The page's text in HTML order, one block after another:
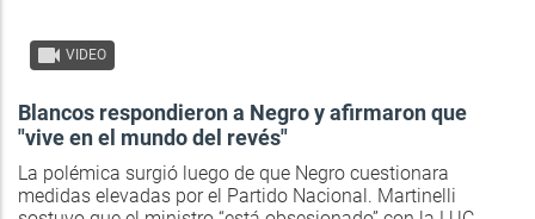
VIDEO
Blancos respondieron a Negro y afirmaron que
"vive en el mundo del revés"
La polémica surgió luego de que Negro cuestionara
medidas elevadas por el Partido Nacional. Martinelli